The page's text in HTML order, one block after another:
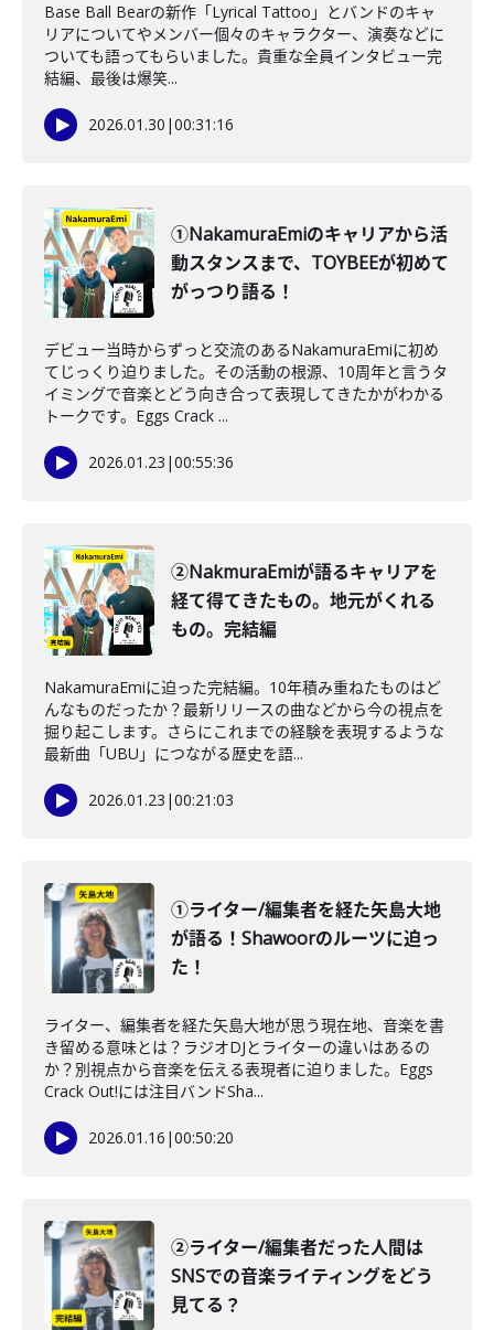
Base Ball Bearの新作「Lyrical Tattoo」とバンドのキャ
リアについてやメンバー個々のキャラクター、演奏などに
ついても語ってもらいました。貴重な全員インタビュー完
結編、最後は爆笑...
2026.01.30 |00:31:16
①NakamuraEmiのキャリアから活
動スタンスまで、TOYBEEが初めて
がっつり語る！
デビュー当時からずっと交流のあるNakamuraEmiに初め
てじっくり迫りました。その活動の根源、10周年と言うタ
イミングで音楽とどう向き合って表現してきたかがわかる
トークです。Eggs Crack ...
2026.01.23 |00:55:36
②NakmuraEmiが語るキャリアを
経て得てきたもの。地元がくれる
もの。完結編
NakamuraEmiに迫った完結編。10年積み重ねたものはど
んなものだったか？最新リリースの曲などから今の視点を
掘り起こします。さらにこれまでの経験を表現するような
最新曲「UBU」につながる歴史を語...
2026.01.23 |00:21:03
①ライター/編集者を経た矢島大地
が語る！Shawoorのルーツに迫っ
た！
ライター、編集者を経た矢島大地が思う現在地、音楽を書
き留める意味とは？ラジオDJとライターの違いはあるの
か？別視点から音楽を伝える表現者に迫りました。Eggs
Crack Out!には注目バンドSha...
2026.01.16 |00:50:20
②ライター/編集者だった人間は
SNSでの音楽ライティングをどう
見てる？